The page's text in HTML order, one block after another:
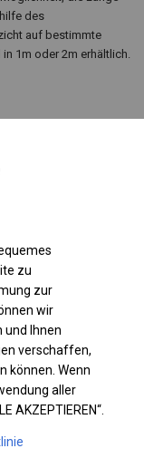
des
auf bestimmte
1m oder 2m erhältlich.
zu
zur
wir
und Ihnen
verschaffen,
können. Wenn
aller
AKZEPTIEREN“.